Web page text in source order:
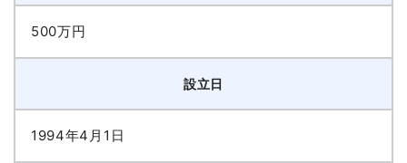
500万円
設立日
1994年4月1日